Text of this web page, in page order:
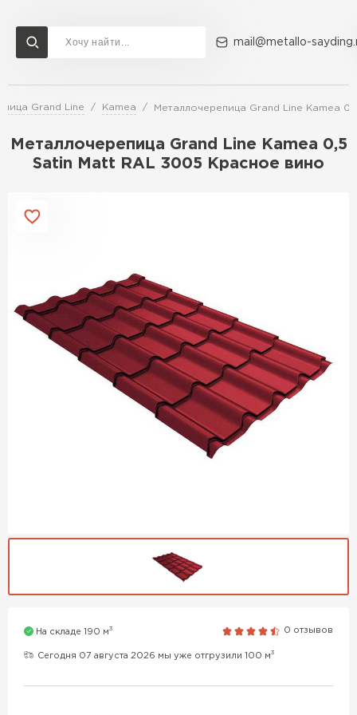
mail@metallo-
Grand Line Kamea Металлочерепица Grand Line Kamea
Металлочерепица Grand Line Kamea 0,5
Satin Matt RAL 3005 Красное вино
На складе 190 м3 0 отзывов
Сегодня 07 августа 2026 мы уже отгрузили 100 м3
Доставка и оплата Акции О компании Контакты
Перейти в каталог